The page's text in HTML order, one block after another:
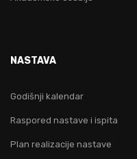
NASTAVA
Godišnji kalendar
Raspored nastave i ispita
Plan realizacije nastave